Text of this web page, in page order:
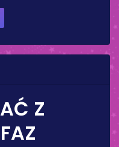
Z